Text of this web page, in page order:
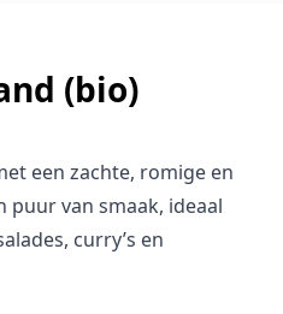
(bio)
een zachte, romige en
van smaak, ideaal
curry’s en